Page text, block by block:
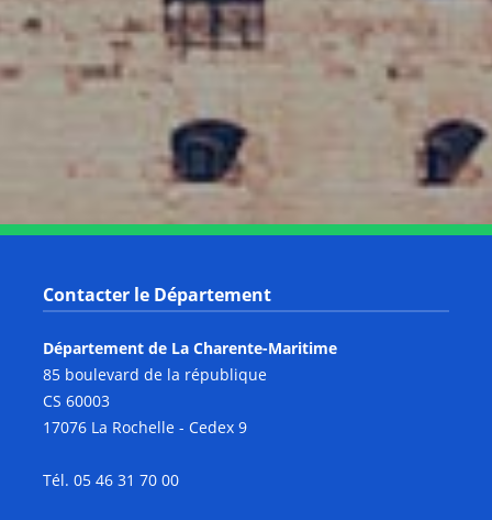
Notre page Instagram
Notre page Facebook
Notre page XNotre page Tiktok
Notre page
Contacter le Département
Département de La Charente-Maritime
85 boulevard de la république
CS 60003
17076 La Rochelle - Cedex 9
Tél. 05 46 31 70 00